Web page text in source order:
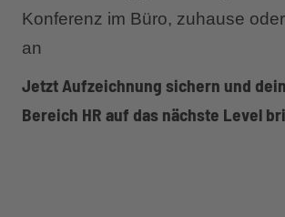
Konferenz im Büro, zuhause
an
Jetzt Aufzeichnung sichern und
Bereich HR auf das nächste Level